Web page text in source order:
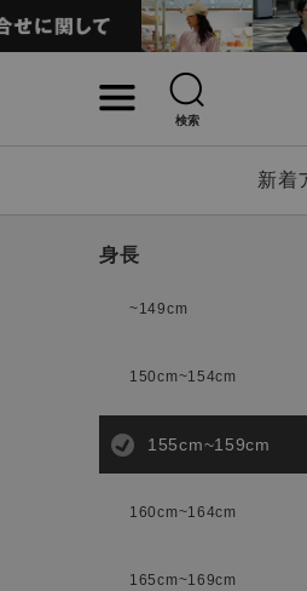
検索
新着
身長
~149cm
150cm~154cm
155cm~159cm
160cm~164cm
165cm~169cm